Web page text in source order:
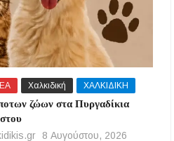
Χαλκιδική ΧΑΛΚΙΔΙΚΗ
ζώων στα Πυργαδίκια
8 Αυγούστου, 2026